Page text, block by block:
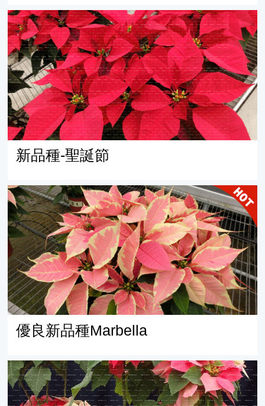
新品種-聖誕節
新品種-聖誕節
優良新品種Marbella
優良新品種Marbella
101年聖誕紅評鑑-聖誕紅達人得主林文雄先生雙層樹型混